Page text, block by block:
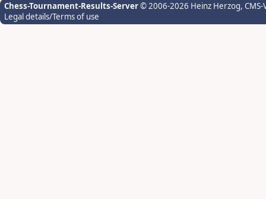
Chess-Tournament-Results-Server© 2006-2026 Heinz Herzog,
Legal details/Terms of use